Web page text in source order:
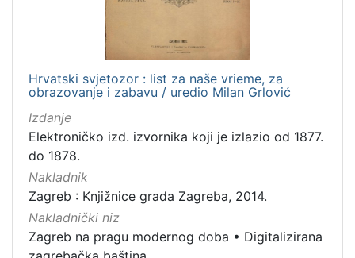
Hrvatski svjetozor : list za naše vrieme, za
obrazovanje i zabavu / uredio Milan Grlović
Izdanje
Elektroničko izd. izvornika koji je izlazio od 1877.
do 1878.
Nakladnik
Zagreb : Knjižnice grada Zagreba, 2014.
Nakladnički niz
Zagreb na pragu modernog doba • Digitalizirana